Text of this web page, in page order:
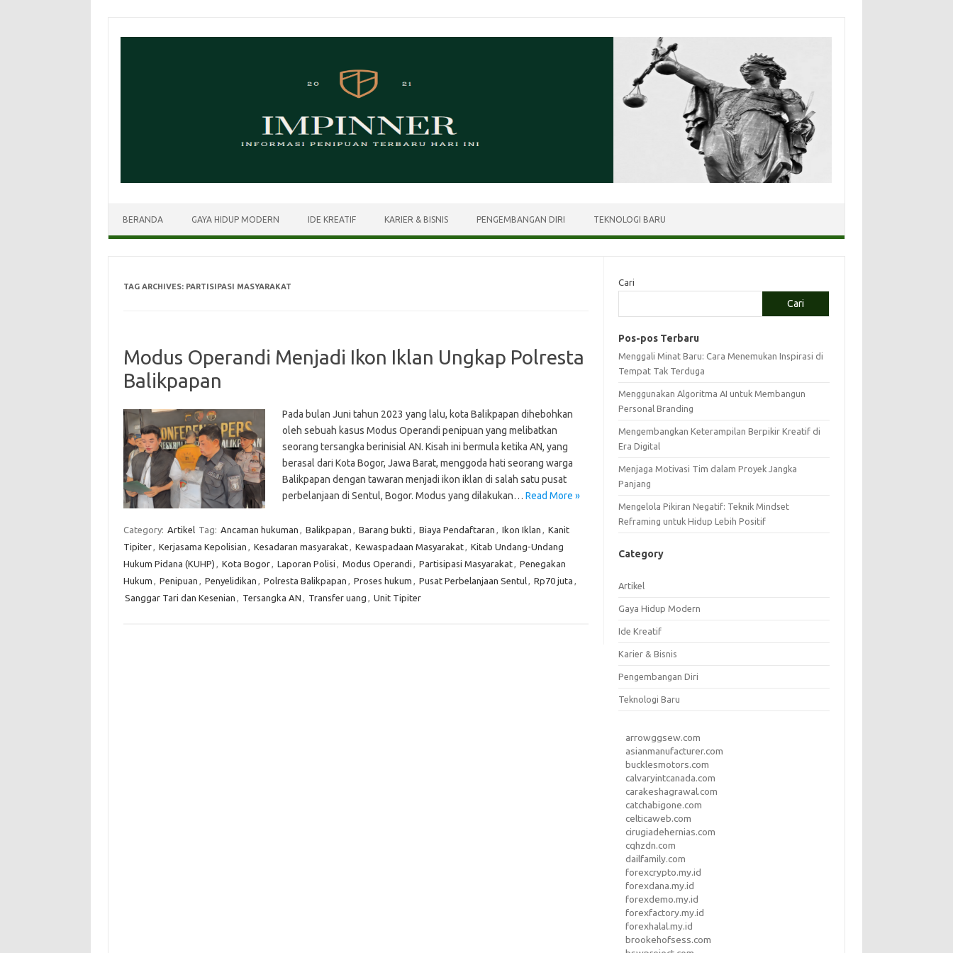
BERANDA GAYA HIDUP MODERN IDE KREATIF KARIER & BISNIS PENGEMBANGAN DIRI TEKNOLOGI BARU
TAG ARCHIVES: PARTISIPASI MASYARAKAT
Modus Operandi Menjadi Ikon Iklan Ungkap Polresta
Balikpapan
Pada bulan Juni tahun 2023 yang lalu, kota Balikpapan dihebohkan
oleh sebuah kasus Modus Operandi penipuan yang melibatkan
seorang tersangka berinisial AN. Kisah ini bermula ketika AN, yang
berasal dari Kota Bogor, Jawa Barat, menggoda hati seorang warga
Balikpapan dengan tawaran menjadi ikon iklan di salah satu pusat
perbelanjaan di Sentul, Bogor. Modus yang dilakukan… Read More »
Category: Artikel Tag: Ancaman hukuman Balikpapan Barang bukti Biaya Pendaftaran Ikon Iklan
Kanit
Tipiter
Kerjasama Kepolisian Kesadaran masyarakat Kewaspadaan Masyarakat
Kitab Undang-Undang
Hukum Pidana (KUHP)
Kota Bogor Laporan Polisi Modus Operandi Partisipasi Masyarakat
Penegakan
Hukum
Penipuan Penyelidikan Polresta Balikpapan Proses hukum Pusat Perbelanjaan Sentul Rp70 juta
Sanggar Tari dan Kesenian
Tersangka AN Transfer uang Unit Tipiter
Cari
Cari
Pos-pos Terbaru
Menggali Minat Baru: Cara Menemukan Inspirasi di
Tempat Tak Terduga
Menggunakan Algoritma AI untuk Membangun
Personal Branding
Mengembangkan Keterampilan Berpikir Kreatif di
Era Digital
Menjaga Motivasi Tim dalam Proyek Jangka
Panjang
Mengelola Pikiran Negatif: Teknik Mindset
Reframing untuk Hidup Lebih Positif
Category
Artikel
Gaya Hidup Modern
Ide Kreatif
Karier & Bisnis
Pengembangan Diri
Teknologi Baru
arrowggsew.com
asianmanufacturer.com
bucklesmotors.com
calvaryintcanada.com
carakeshagrawal.com
catchabigone.com
celticaweb.com
cirugiadehernias.com
cqhzdn.com
dailfamily.com
forexcrypto.my.id
forexdana.my.id
forexdemo.my.id
forexfactory.my.id
forexhalal.my.id
brookehofsess.com